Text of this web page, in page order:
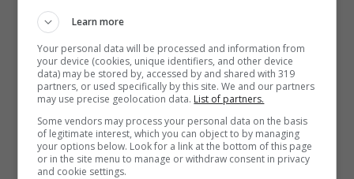
Lo strato deve essere
bene tirarlo il più possibile per evitare
l’effetto maschera supercoprente. Se si
usa laspugnetta, fare molta attenzione
perchè rischia di rilasciare troppo
prodotto, specialmente con quellifluidi, e
Learn more
Your personal data will be processed and information from
your device (cookies, unique identifiers, and other device
data) may be stored by, accessed by and shared with 319
partners, or used specifically by this site. We and our partners
may use precise geolocation data. List of partners.
Some vendors may process your personal data on the basis
of legitimate interest, which you can object to by managing
your options below. Look for a link at the bottom of this page
or in the site menu to manage or withdraw consent in privacy
and cookie settings.